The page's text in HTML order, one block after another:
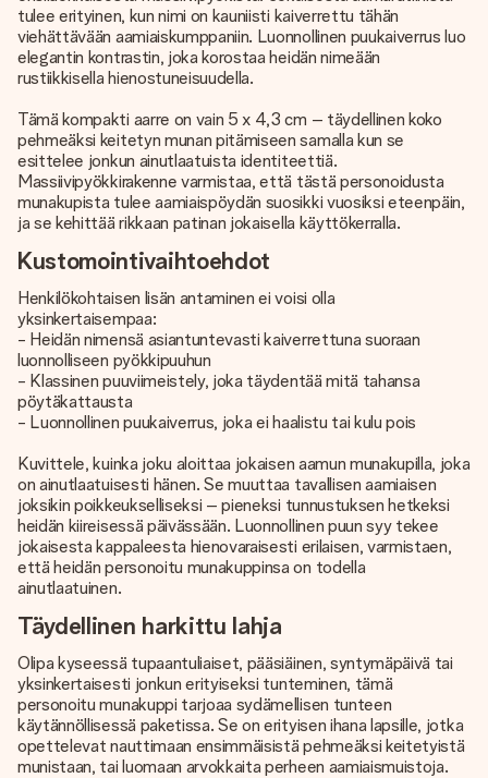
tulee erityinen, kun nimi on kauniisti kaiverrettu tähän
viehättävään aamiaiskumppaniin. Luonnollinen puukaiverrus luo
elegantin kontrastin, joka korostaa heidän nimeään
rustiikkisella hienostuneisuudella.
Tämä kompakti aarre on vain 5 x 4,3 cm – täydellinen koko
pehmeäksi keitetyn munan pitämiseen samalla kun se
esittelee jonkun ainutlaatuista identiteettiä.
Massiivipyökkirakenne varmistaa, että tästä personoidusta
munakupista tulee aamiaispöydän suosikki vuosiksi eteenpäin,
ja se kehittää rikkaan patinan jokaisella käyttökerralla.
Kustomointivaihtoehdot
Henkilökohtaisen lisän antaminen ei voisi olla
yksinkertaisempaa:
- Heidän nimensä asiantuntevasti kaiverrettuna suoraan
luonnolliseen pyökkipuuhun
- Klassinen puuviimeistely, joka täydentää mitä tahansa
pöytäkattausta
- Luonnollinen puukaiverrus, joka ei haalistu tai kulu pois
Kuvittele, kuinka joku aloittaa jokaisen aamun munakupilla, joka
on ainutlaatuisesti hänen. Se muuttaa tavallisen aamiaisen
joksikin poikkeukselliseksi – pieneksi tunnustuksen hetkeksi
heidän kiireisessä päivässään. Luonnollinen puun syy tekee
jokaisesta kappaleesta hienovaraisesti erilaisen, varmistaen,
että heidän personoitu munakuppinsa on todella
ainutlaatuinen.
Täydellinen harkittu lahja
Olipa kyseessä tupaantuliaiset, pääsiäinen, syntymäpäivä tai
yksinkertaisesti jonkun erityiseksi tunteminen, tämä
personoitu munakuppi tarjoaa sydämellisen tunteen
käytännöllisessä paketissa. Se on erityisen ihana lapsille, jotka
opettelevat nauttimaan ensimmäisistä pehmeäksi keitetyistä
munistaan, tai luomaan arvokkaita perheen aamiaismuistoja.